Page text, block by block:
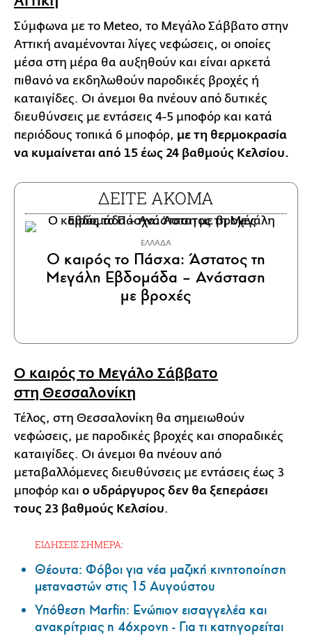
Σύμφωνα με το Meteo, το Μεγάλο Σάββατο στην
Αττική αναμένονται λίγες νεφώσεις, οι οποίες
μέσα στη μέρα θα αυξηθούν και είναι αρκετά
πιθανό να εκδηλωθούν παροδικές βροχές ή
καταιγίδες. Οι άνεμοι θα πνέουν από δυτικές
διευθύνσεις με εντάσεις 4-5 μποφόρ και κατά
περιόδους τοπικά 6 μποφόρ, με τη θερμοκρασία
να κυμαίνεται από 15 έως 24 βαθμούς Κελσίου.
ΔΕΙΤΕ ΑΚΟΜΑ
ΕΛΛΑΔΑ
Ο καιρός το Πάσχα: Άστατος τη
Μεγάλη Εβδομάδα – Ανάσταση
με βροχές
Ο καιρός το Μεγάλο Σάββατο
στη Θεσσαλονίκη
Τέλος, στη Θεσσαλονίκη θα σημειωθούν
νεφώσεις, με παροδικές βροχές και σποραδικές
καταιγίδες. Οι άνεμοι θα πνέουν από
μεταβαλλόμενες διευθύνσεις με εντάσεις έως 3
μποφόρ και ο υδράργυρος δεν θα ξεπεράσει
τους 23 βαθμούς Κελσίου.
ΕΙΔΗΣΕΙΣ ΣΗΜΕΡΑ:
Θέουτα: Φόβοι για νέα μαζική κινητοποίηση
μεταναστών στις 15 Αυγούστου
Υπόθεση Marfin: Ενώπιον εισαγγελέα και
ανακρίτριας η 46χρονη - Για τι κατηγορείται